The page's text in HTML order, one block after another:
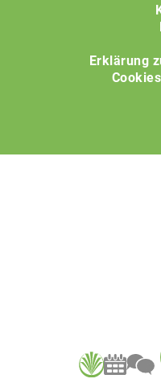
Erklärung